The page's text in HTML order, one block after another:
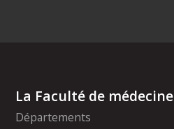
La Faculté de médecine
Départements